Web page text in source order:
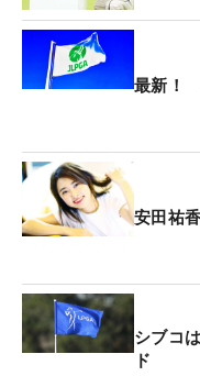
最新！
安田祐
シブコ
ド